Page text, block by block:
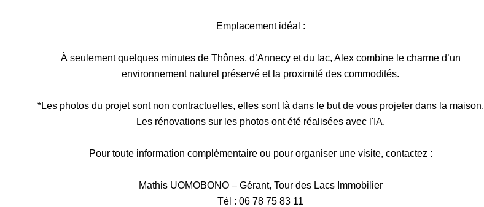
Emplacement idéal :
À seulement quelques minutes de Thônes, d’Annecy et du lac, Alex combine le charme d’un
environnement naturel préservé et la proximité des commodités.
*Les photos du projet sont non contractuelles, elles sont là dans le but de vous projeter dans la maison.
Les rénovations sur les photos ont été réalisées avec l'IA.
Pour toute information complémentaire ou pour organiser une visite, contactez :
Mathis UOMOBONO – Gérant, Tour des Lacs Immobilier
Tél : 06 78 75 83 11